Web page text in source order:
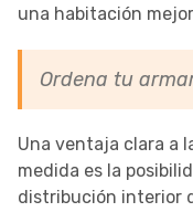
una habitación
Ordena tu
Una ventaja clara a
medida es la
distribución interior